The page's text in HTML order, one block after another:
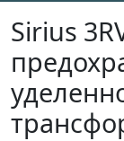
Sirius